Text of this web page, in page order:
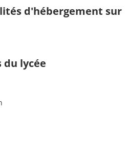
d'hébergement sur
du lycée